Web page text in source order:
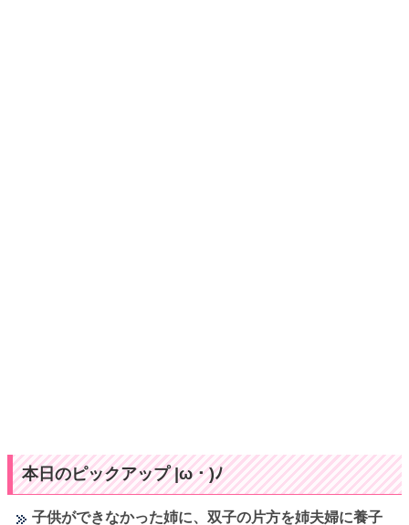
本日のピックアップ |ω・)ﾉ
子供ができなかった姉に、双子の片方を姉夫婦に養子